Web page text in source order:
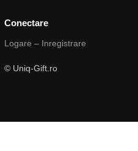
Conectare
Logare – Inregistrare
© Uniq-Gift.ro